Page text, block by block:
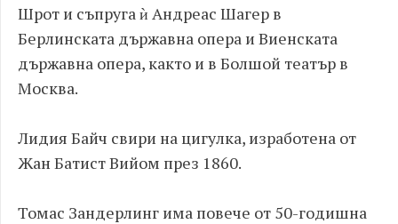
Шрот и съпруга ѝ Андреас Шагер в
Берлинската държавна опера и Виенската
държавна опера, както и в Болшой театър в
Москва.
Лидия Байч свири на цигулка, изработена от
Жан Батист Вийом през 1860.
Томас Зандерлинг има повече от 50-годишна